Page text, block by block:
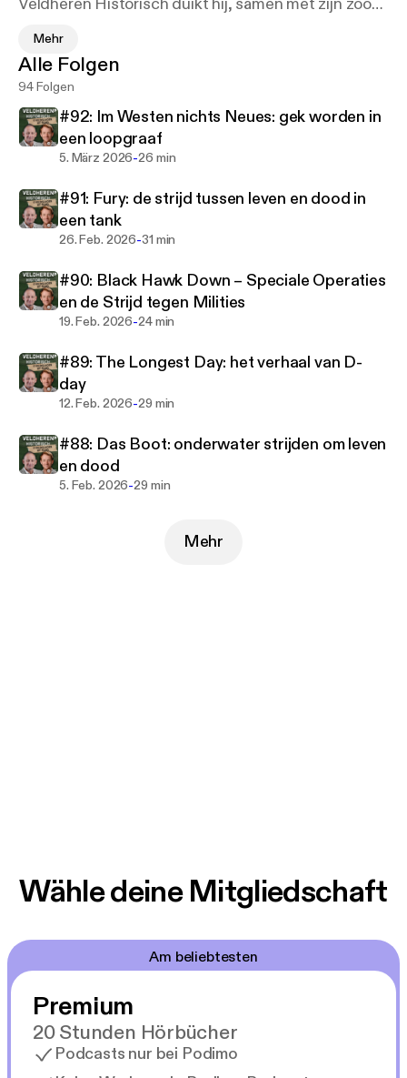
in.
De meest geniale, fascinerende of overschatte
veldheren uit het verleden komen in deze podcast
langs. Verder kijken vader en zoon De Kruif naar de
meest legendarische veldslagen ooit gevoerd. De
veldheer. Hoe dan ook, een mooi stukje militaire
geschiedenis met ook altijd een link naar de wereld
vandaag de dag.
Mehr
Alle Folgen
94 Folgen
#92: Im Westen nichts Neues: gek worden in
een loopgraaf
5. März 2026-26 min
#91: Fury: de strijd tussen leven en dood in
een tank
26. Feb. 2026-31 min
#90: Black Hawk Down – Speciale Operaties
en de Strijd tegen Milities
19. Feb. 2026-24 min
#89: The Longest Day: het verhaal van D-
day
12. Feb. 2026-29 min
#88: Das Boot: onderwater strijden om leven
en dood
5. Feb. 2026-29 min
Mehr
Wähle deine Mitgliedschaft
Am beliebtesten
Premium
20 Stunden Hörbücher
Podcasts nur bei Podimo